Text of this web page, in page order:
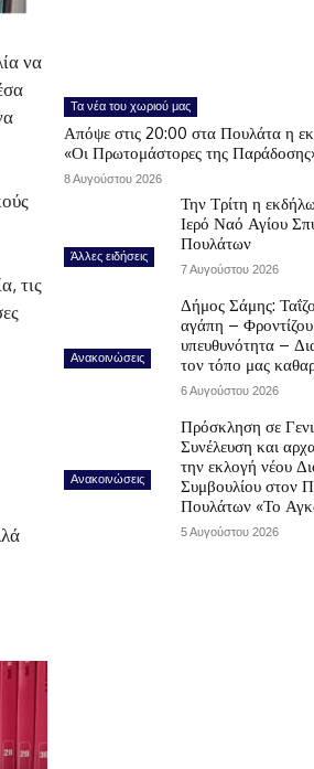
να
τις
Τα νέα του χωριού μας
Απόψε στις 20:00 στα Πουλάτα η
«Οι Πρωτομάστορες της
8 Αυγούστου 2026
Άλλες ειδήσεις
Την Τρίτη η
Ιερό Ναό Αγίου
Πουλάτων
7 Αυγούστου 2026
Ανακοινώσεις
Δήμος Σάμης:
αγάπη –
υπευθυνότητα –
τον τόπο μας
6 Αυγούστου 2026
Ανακοινώσεις
Πρόσκληση σε
Συνέλευση και
την εκλογή νέου
Συμβουλίου στον
Πουλάτων «Το
5 Αυγούστου 2026